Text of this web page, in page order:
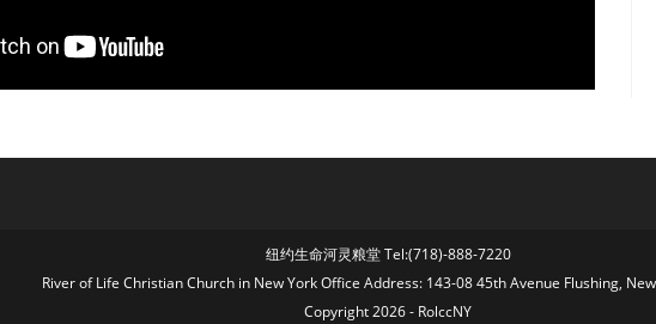
纽约生命河灵粮堂 Tel:(718)-888-7220
River of Life Christian Church in New York Office Address: 143-08 45th Avenue Flushing,
Copyright 2026 - RolccNY